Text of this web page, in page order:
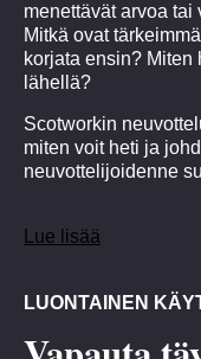
menettävät arvoa tai
Mitkä ovat
korjata ensin? Miten
lähellä?
Scotworkin
miten voit heti ja
neuvottelijoidenne
Lue lisää
LUONTAINEN